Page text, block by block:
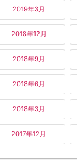
2019年3月
2018年12月
2018年9月
2018年6月
2018年3月
2017年12月